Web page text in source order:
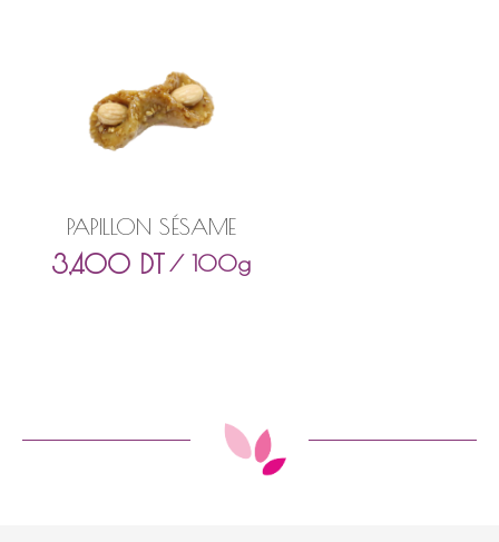
PAPILLON SÉSAME
3,400 DT / 100g